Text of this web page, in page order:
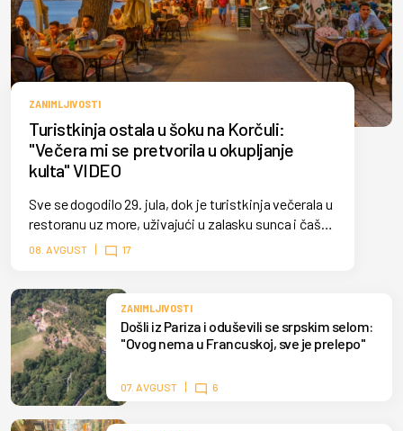
ZANIMLJIVOSTI
Turistkinja ostala u šoku na Korčuli:
"Večera mi se pretvorila u okupljanje
kulta" VIDEO
Sve se dogodilo 29. jula, dok je turistkinja večerala u
restoranu uz more, uživajući u zalasku sunca i čaši
vina. Međutim, mirnu atmosferu iznenada je
08. AVGUST 17
ZANIMLJIVOSTI
Došli iz Pariza i oduševili se srpskim selom:
"Ovog nema u Francuskoj, sve je prelepo"
07. AVGUST 6